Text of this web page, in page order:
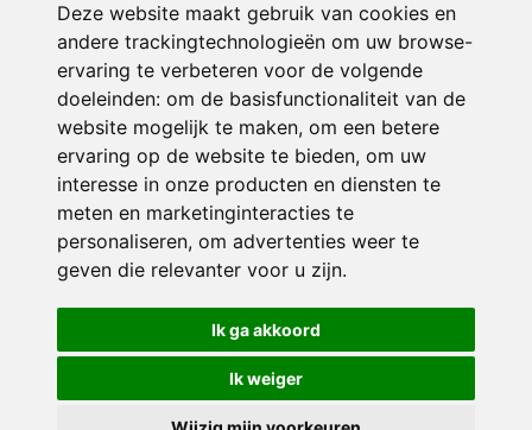
Deze website maakt gebruik van cookies en
andere trackingtechnologieën om uw browse-
ervaring te verbeteren voor de volgende
doeleinden: om de basisfunctionaliteit van de
website mogelijk te maken, om een betere
ervaring op de website te bieden, om uw
interesse in onze producten en diensten te
meten en marketinginteracties te
personaliseren, om advertenties weer te
geven die relevanter voor u zijn.
Ik ga akkoord
Ik weiger
© 2026 IKC ’t Palet | Alle rechten voorbehouden
Privacy policy|Disclaimer| Klachtenregeling|RSIN en Anbi
voorkeuren
Crealisatie The MindOffice